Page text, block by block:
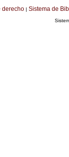
derecho | Sistema de